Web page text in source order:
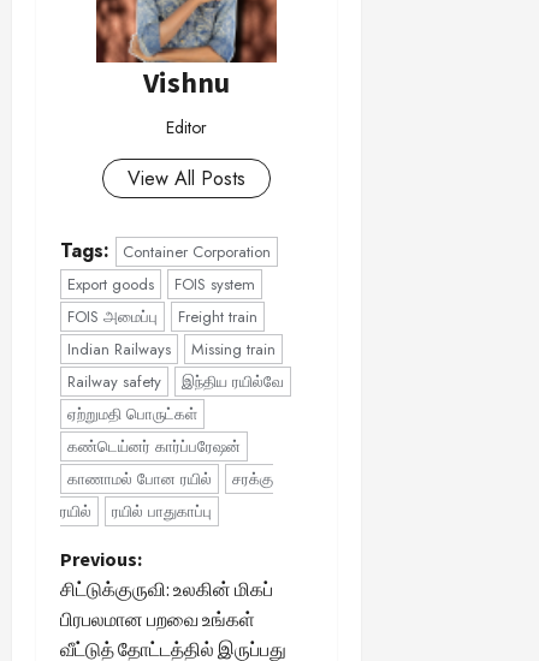
Vishnu
Editor
View All Posts
Tags:
Container Corporation
Export goods
FOIS system
FOIS அமைப்பு
Freight train
Indian Railways
Missing train
Railway safety
இந்திய ரயில்வே
ஏற்றுமதி பொருட்கள்
கண்டெய்னர் கார்ப்பரேஷன்
காணாமல் போன ரயில்
சரக்கு
ரயில்
ரயில் பாதுகாப்பு
P
o
Previous:
சிட்டுக்குருவி: உலகின் மிகப்
பிரபலமான பறவை உங்கள்
வீட்டுத் தோட்டத்தில் இருப்பது